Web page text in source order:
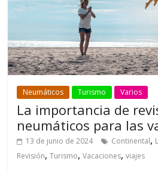
Neumáticos Turismo Varios
La importancia de
neumáticos para las
13 de junio de 2024 Continental,
Revisión,Turismo,Vacaciones,viajes